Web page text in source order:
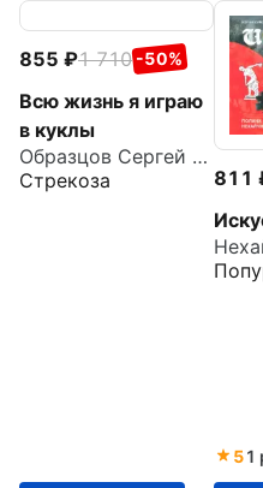
855 1 710 -50%
Всю жизнь я играю
в куклы
Образцов Сергей Владимирович
Стрекоза
811
51